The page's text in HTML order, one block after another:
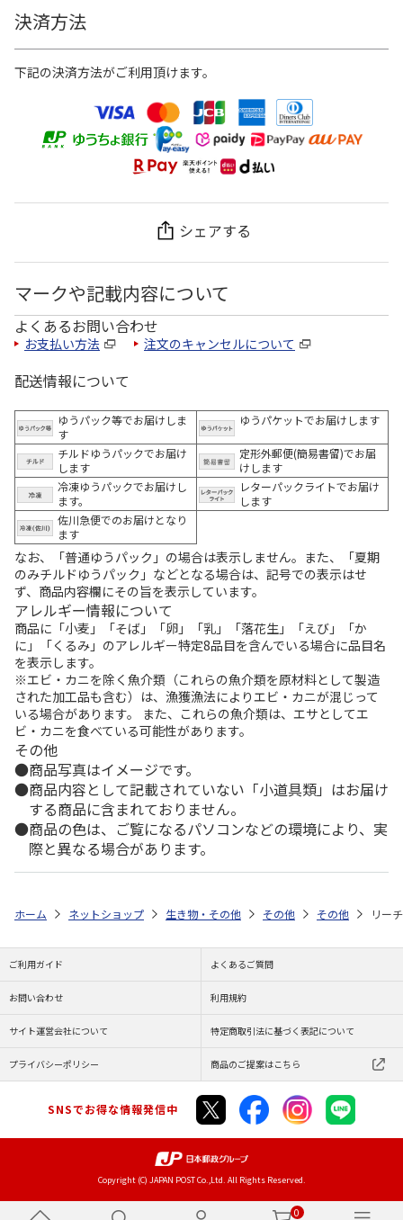
0
決済方法
下記の決済方法がご利用頂けます。
シェアする
マークや記載内容について
よくあるお問い合わせ
お支払い方法 注文のキャンセルについて
配送情報について
ゆうパック等でお届けしま
す
ゆうパケットでお届けします
チルドゆうパックでお届け
します
定形外郵便(簡易書留)でお届
けします
冷凍ゆうパックでお届けし
ます。
レターパックライトでお届け
します
佐川急便でのお届けとなり
ます
なお、「普通ゆうパック」の場合は表示しません。また、「夏期
のみチルドゆうパック」などとなる場合は、記号での表示はせ
ず、商品内容欄にその旨を表示しています。
アレルギー情報について
商品に「小麦」「そば」「卵」「乳」「落花生」「えび」「か
に」「くるみ」のアレルギー特定8品目を含んでいる場合に品目名
を表示します。
※エビ・カニを除く魚介類（これらの魚介類を原材料として製造
された加工品も含む）は、漁獲漁法によりエビ・カニが混じって
いる場合があります。 また、これらの魚介類は、エサとしてエ
ビ・カニを食べている可能性があります。
その他
商品写真はイメージです。
商品内容として記載されていない「小道具類」はお届け
する商品に含まれておりません。
商品の色は、ご覧になるパソコンなどの環境により、実
際と異なる場合があります。
ホーム ネットショップ 生き物・その他 その他 その他 リー
ご利用ガイド よくあるご質問
お問い合わせ 利用規約
サイト運営会社について 特定商取引法に基づく表記について
プライバシーポリシー 商品のご提案はこちら
SNSでお得な情報発信中
Copyright (C) JAPAN POST Co.,Ltd. All Rights Reserved.